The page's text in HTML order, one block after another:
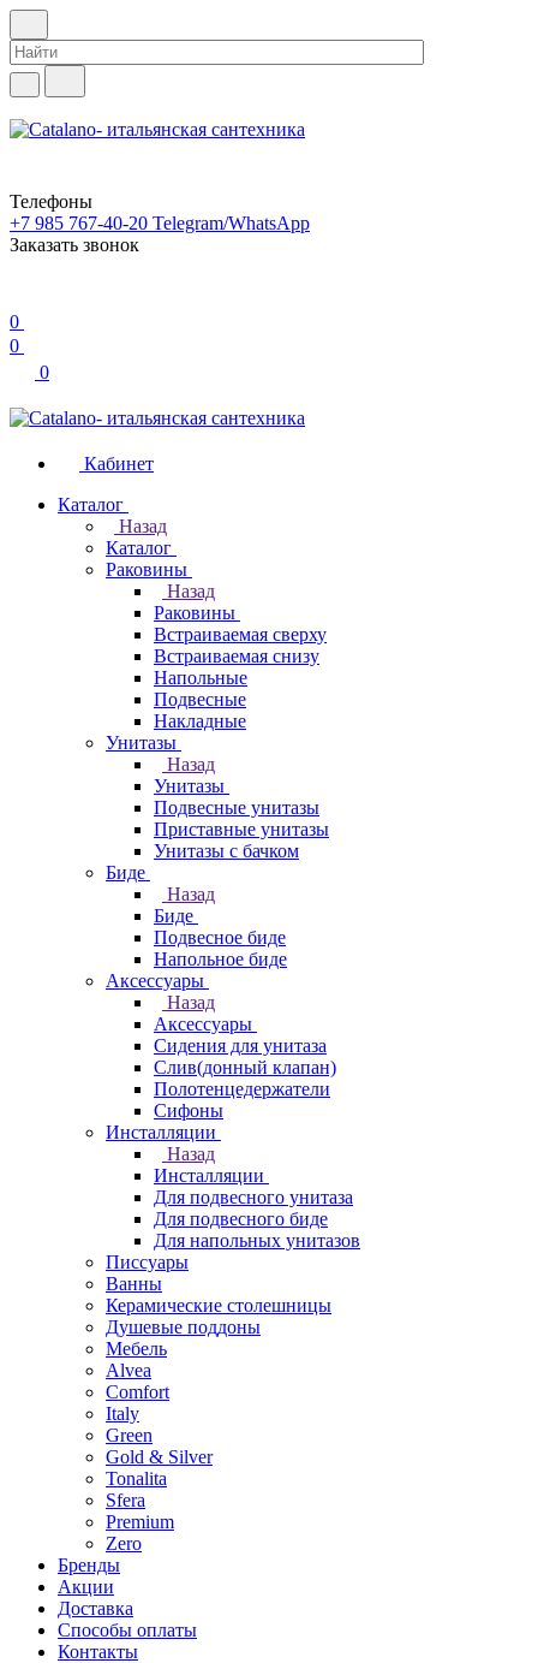
Телефоны
+7 985 767-40-20 Telegram/WhatsApp
Заказать звонок
0
0
0
Кабинет
Каталог
Назад
Каталог
Раковины
Назад
Раковины
Встраиваемая сверху
Встраиваемая снизу
Напольные
Подвесные
Накладные
Унитазы
Назад
Унитазы
Подвесные унитазы
Приставные унитазы
Унитазы с бачком
Биде
Назад
Биде
Подвесное биде
Напольное биде
Аксессуары
Назад
Аксессуары
Сидения для унитаза
Слив(донный клапан)
Полотенцедержатели
Сифоны
Инсталляции
Назад
Инсталляции
Для подвесного унитаза
Для подвесного биде
Для напольных унитазов
Писсуары
Ванны
Керамические столешницы
Душевые поддоны
Мебель
Alvea
Comfort
Italy
Green
Gold & Silver
Tonalita
Sfera
Premium
Zero
Бренды
Акции
Доставка
Способы оплаты
Контакты